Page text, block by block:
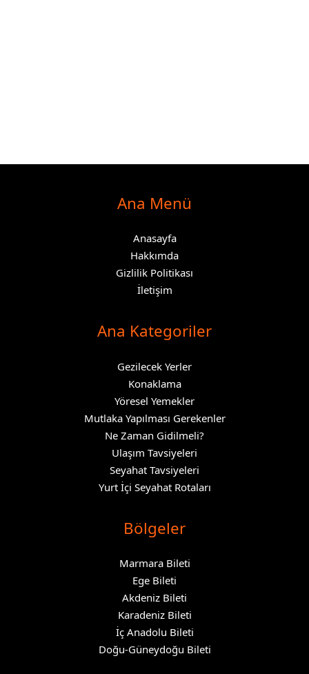
Ana Menü
Anasayfa
Hakkımda
Gizlilik Politikası
İletişim
Ana Kategoriler
Gezilecek Yerler
Konaklama
Yöresel Yemekler
Mutlaka Yapılması Gerekenler
Ne Zaman Gidilmeli?
Ulaşım Tavsiyeleri
Seyahat Tavsiyeleri
Yurt İçi Seyahat Rotaları
Bölgeler
Marmara Bileti
Ege Bileti
Akdeniz Bileti
Karadeniz Bileti
İç Anadolu Bileti
Doğu-Güneydoğu Bileti